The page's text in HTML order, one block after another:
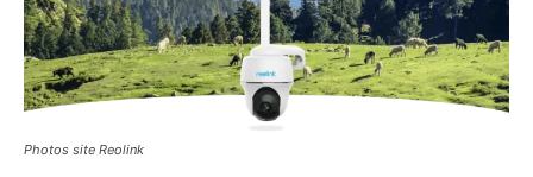
Photos site Reolink